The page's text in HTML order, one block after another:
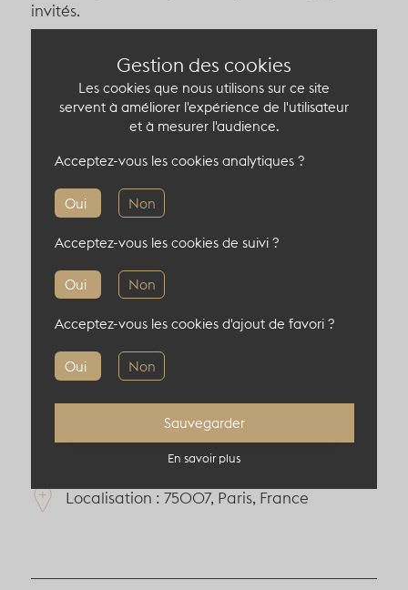
invités.
Le trésor du lieu :un jardin élégant
sur demande, ajoutant une touche de sérénité
et de prestige. Un écrin végétal rare, avec vue
imprenable sur un hôtel particulier, idéal pour
d’exception.
100 pers en cocktail
30 pers en théâtre
30 pers en diner
Informations complémentaires
Localisation : 75007, Paris, France
Gestion des cookies
Les cookies que nous utilisons sur ce site
servent à améliorer l'expérience de l'utilisateur
et à mesurer l'audience.
Oui Non
Acceptez-vous les cookies analytiques ?
Oui Non
Acceptez-vous les cookies de suivi ?
Oui Non
Acceptez-vous les cookies d'ajout de favori ?
Sauvegarder
En savoir plus